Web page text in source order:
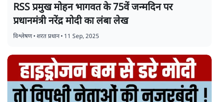
RSS प्रमुख मोहन भागवत के 75वें जन्मदिन पर
प्रधानमंत्री नरेंद्र मोदी का लंबा लेख
विश्लेषण•शरत प्रधान• 11 Sep, 2025